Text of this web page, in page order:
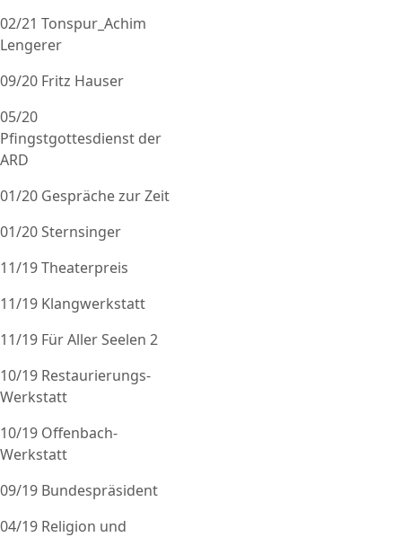
02/21 Tonspur_Achim
Lengerer
09/20 Fritz Hauser
05/20
Pfingstgottesdienst der
ARD
01/20 Gespräche zur Zeit
01/20 Sternsinger
11/19 Theaterpreis
11/19 Klangwerkstatt
11/19 Für Aller Seelen 2
10/19 Restaurierungs-
Werkstatt
10/19 Offenbach-
Werkstatt
09/19 Bundespräsident
04/19 Religion und